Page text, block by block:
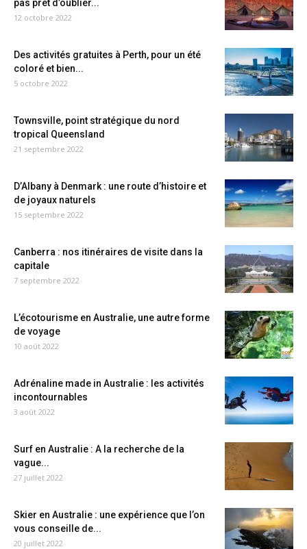
pas prêt d’oublier...
12 octobre 2022
Des activités gratuites à Perth, pour un été
coloré et bien...
5 octobre 2022
Townsville, point stratégique du nord
tropical Queensland
21 septembre 2022
D’Albany à Denmark : une route d’histoire et
de joyaux naturels
15 septembre 2022
Canberra : nos itinéraires de visite dans la
capitale
7 septembre 2022
L’écotourisme en Australie, une autre forme
de voyage
10 août 2022
Adrénaline made in Australie : les activités
incontournables
3 août 2022
Surf en Australie : A la recherche de la
vague...
27 juillet 2022
Skier en Australie : une expérience que l’on
vous conseille de...
20 juillet 2022